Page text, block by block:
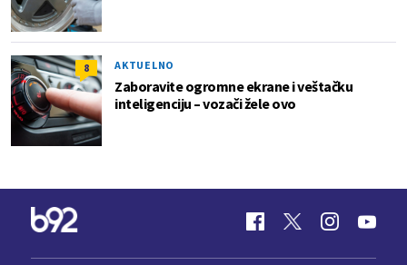
8 AKTUELNO
Zaboravite ogromne ekrane i veštačku
inteligenciju – vozači žele ovo